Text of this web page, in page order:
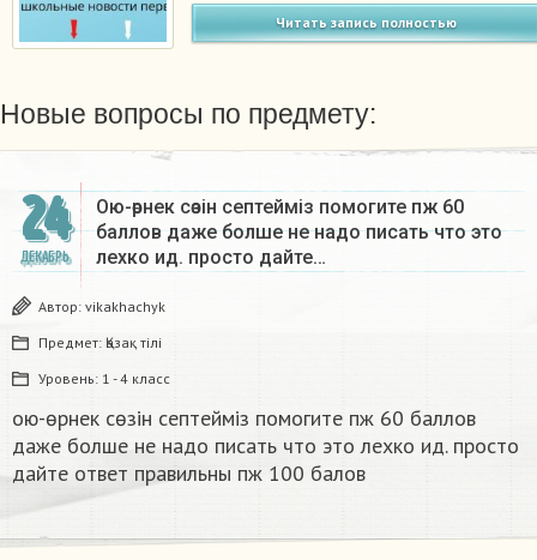
Читать запись полностью
Новые вопросы по предмету:
24
ДЕКАБРЬ
Ою-өрнек сөзін септеймiз помогите пж 60
баллов даже болше не надо писать что это
лехко ид. просто дайте…
Автор: vikakhachyk
Предмет: Қазақ тiлi
Уровень: 1 - 4 класс
ою-өрнек сөзін септеймiз помогите пж 60 баллов
даже болше не надо писать что это лехко ид. просто
дайте ответ правильны пж 100 балов ​